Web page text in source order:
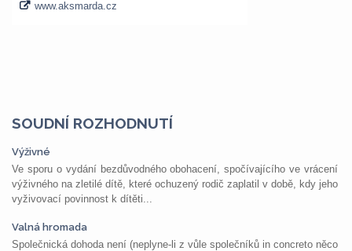
SOUDNÍ ROZHODNUTÍ
Výživné
Ve sporu o vydání bezdůvodného obohacení, spočívajícího ve vrácení
výživného na zletilé dítě, které ochuzený rodič zaplatil v době, kdy jeho
vyživovací povinnost k dítěti...
Valná hromada
Společnická dohoda není (neplyne-li z vůle společníků in concreto něco